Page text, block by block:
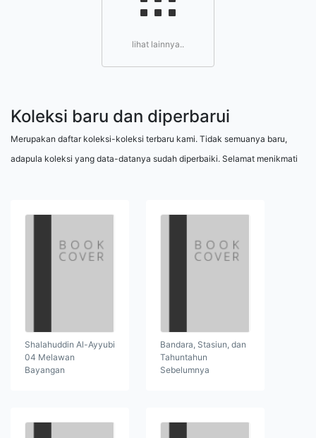
lihat lainnya..
Koleksi baru dan diperbarui
Merupakan daftar koleksi-koleksi terbaru kami. Tidak semuanya baru,
adapula koleksi yang data-datanya sudah diperbaiki. Selamat menikmati
Shalahuddin Al-Ayyubi
04 Melawan
Bayangan
Bandara, Stasiun, dan
Tahuntahun
Sebelumnya